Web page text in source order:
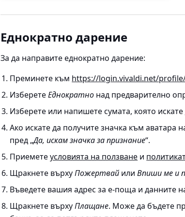
Еднократно дарение
За да направите еднократно дарение:
Преминете към https://login.vivaldi.net/
ИзберетеЕднократно над предварително
Изберете или напишете сумата, която искате
Ако искате да получите значка към аватара
пред „Да, искам значка за признание“.
Приеметеусловията на ползване и
Щракнете върхуПожертвай илиВпиши ме и
Въведете вашия адрес за е-поща и данните
Щракнете върхуПлащане. Може да бъдете